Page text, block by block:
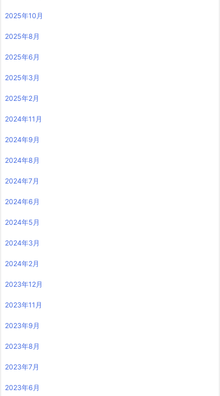
2025年10月
2025年8月
2025年6月
2025年3月
2025年2月
2024年11月
2024年9月
2024年8月
2024年7月
2024年6月
2024年5月
2024年3月
2024年2月
2023年12月
2023年11月
2023年9月
2023年8月
2023年7月
2023年6月